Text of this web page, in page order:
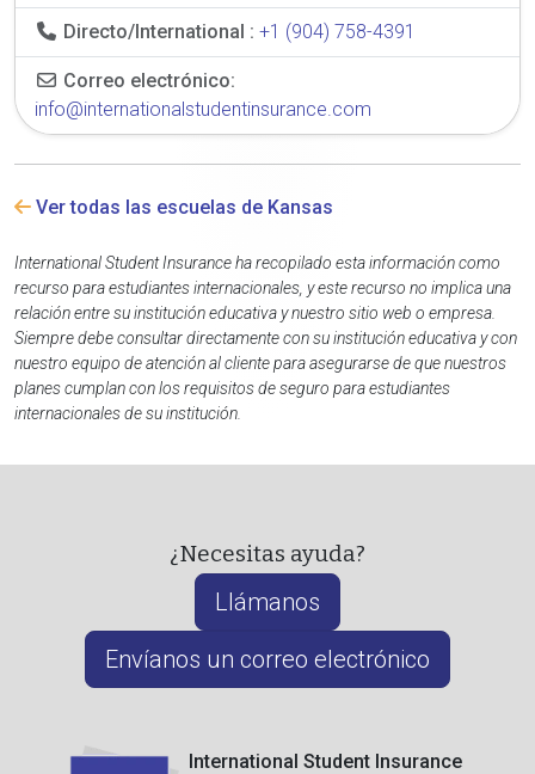
Directo/International : +1 (904) 758-4391
Correo electrónico:
info@internationalstudentinsurance.com
Ver todas las escuelas de Kansas
International Student Insurance ha recopilado esta información como
recurso para estudiantes internacionales, y este recurso no implica una
relación entre su institución educativa y nuestro sitio web o empresa.
Siempre debe consultar directamente con su institución educativa y con
nuestro equipo de atención al cliente para asegurarse de que nuestros
planes cumplan con los requisitos de seguro para estudiantes
internacionales de su institución.
¿Necesitas ayuda?
Llámanos
Envíanos un correo electrónico
International Student Insurance